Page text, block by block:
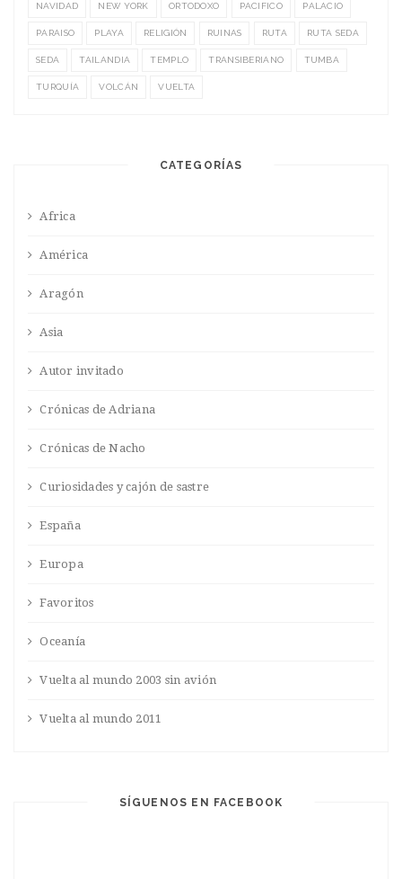
NAVIDAD NEW YORK ORTODOXO PACIFICO PALACIO
PARAISO PLAYA RELIGIÓN RUINAS RUTA RUTA SEDA
SEDA TAILANDIA TEMPLO TRANSIBERIANO TUMBA
TURQUÍA VOLCÁN VUELTA
CATEGORÍAS
Africa
América
Aragón
Asia
Autor invitado
Crónicas de Adriana
Crónicas de Nacho
Curiosidades y cajón de sastre
España
Europa
Favoritos
Oceanía
Vuelta al mundo 2003 sin avión
Vuelta al mundo 2011
SÍGUENOS EN FACEBOOK